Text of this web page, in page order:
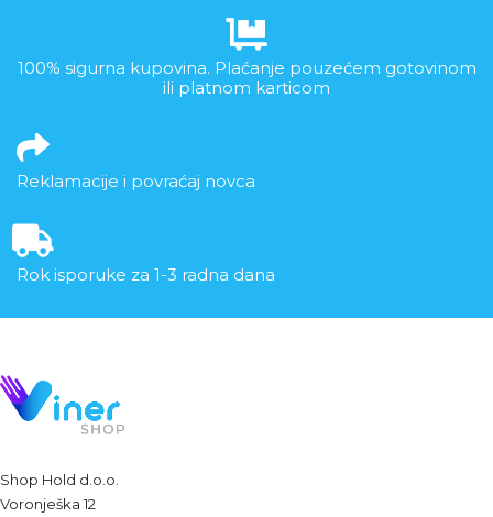
100% sigurna kupovina. Plaćanje pouzećem gotovinom
ili platnom karticom
Reklamacije i povraćaj novca
Rok isporuke za 1-3 radna dana
Shop Hold d.o.o.
Voronješka 12